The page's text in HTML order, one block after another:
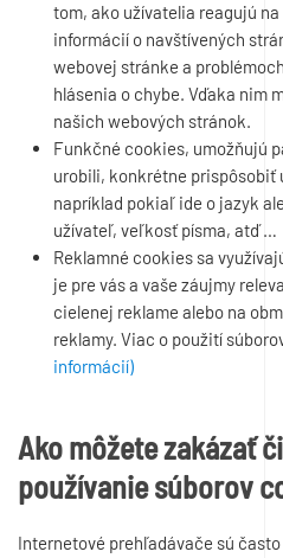
tom, ako užívatelia reagujú
informácií o navštívených
webovej stránke a
hlásenia o chybe. Vďaka nim
našich webových stránok.
Funkčné cookies, umožňujú
urobili, konkrétne prispôsobiť
napríklad pokiaľ ide o jazyk
užívateľ, veľkosť písma, atď …
Reklamné cookies sa
je pre vás a vaše záujmy
cielenej reklame alebo na
reklamy. Viac o použití
informácií)
Ako môžete zakázať
používanie súborov
Internetové prehľadávače sú